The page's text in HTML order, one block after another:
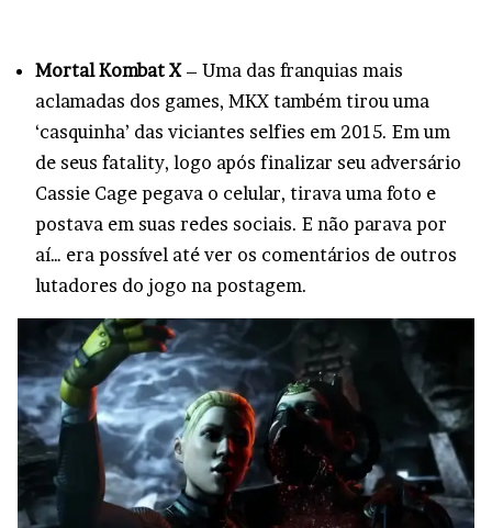
Mortal Kombat X– Uma das franquias mais
aclamadas dos games, MKX também tirou uma
‘casquinha’ das viciantes selfies em 2015. Em um
de seus fatality, logo após finalizar seu adversário
Cassie Cage pegava o celular, tirava uma foto e
postava em suas redes sociais. E não parava por
aí… era possível até ver os comentários de outros
lutadores do jogo na postagem.